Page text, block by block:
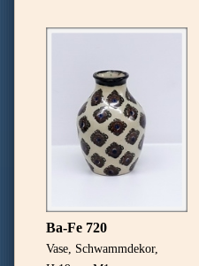
Ba-Fe 720
Vase, Schwammdekor,